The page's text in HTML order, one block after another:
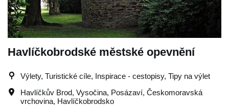
Havlíčkobrodské městské opevnění
Výlety, Turistické cíle, Inspirace - cestopisy, Tipy na výlet
Havlíčkův Brod, Vysočina, Posázaví, Českomoravská
vrchovina, Havlíčkobrodsko